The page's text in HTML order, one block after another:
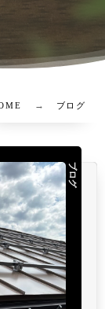
ブログ
ブログ